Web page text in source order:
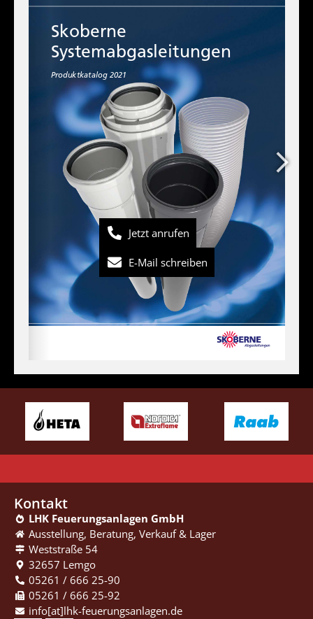
Kontakt
LHK Feuerungsanlagen GmbH
Ausstellung, Beratung, ­Verkauf & Lager
Weststraße 54
32657 Lemgo
05261 / 666 25-90
05261 / 666 25-92
info[at]lhk-feuerungsanlagen.de
Jetzt anrufen
E-Mail schreiben